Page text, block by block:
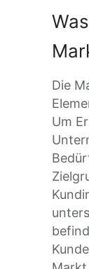
Die
Um